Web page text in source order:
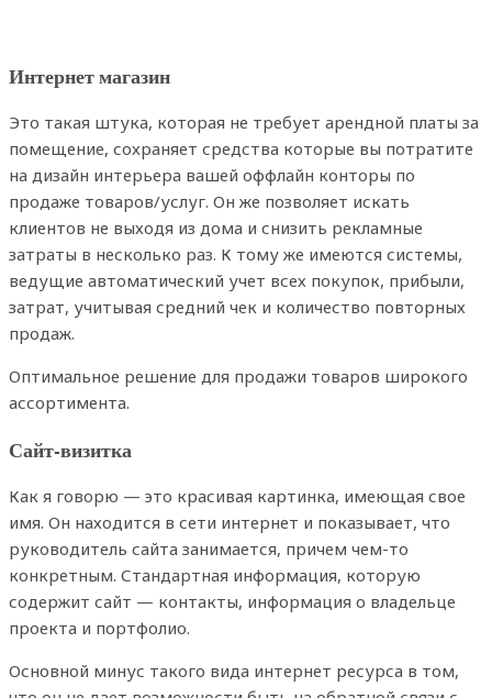
Интернет магазин
Это такая штука, которая не требует арендной платы за
помещение, сохраняет средства которые вы потратите
на дизайн интерьера вашей оффлайн конторы по
продаже товаров/услуг. Он же позволяет искать
клиентов не выходя из дома и снизить рекламные
затраты в несколько раз. К тому же имеются системы,
ведущие автоматический учет всех покупок, прибыли,
затрат, учитывая средний чек и количество повторных
продаж.
Оптимальное решение для продажи товаров широкого
ассортимента.
Сайт-визитка
Как я говорю — это красивая картинка, имеющая свое
имя. Он находится в сети интернет и показывает, что
руководитель сайта занимается, причем чем-то
конкретным. Стандартная информация, которую
содержит сайт — контакты, информация о владельце
проекта и портфолио.
Основной минус такого вида интернет ресурса в том,